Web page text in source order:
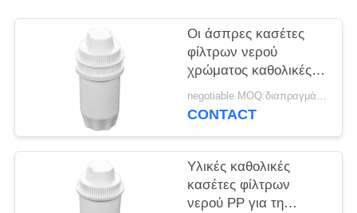
PRIVACY
POLICY
Οι άσπρες κασέτες
φίλτρων νερού
χρώματος καθολικές
για αφαιρούν τα βαριά
μέταλλα
negotiable MOQ:διαπραγμάτευση
CONTACT
Υλικές καθολικές
κασέτες φίλτρων
νερού PP για τη